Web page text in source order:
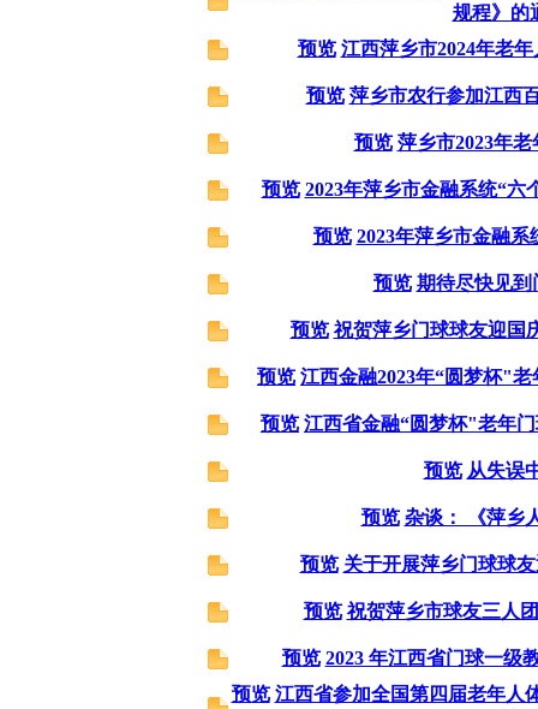
规程》的
预览 江西萍乡市2024年老
预览 萍乡市农行参加江西
预览 萍乡市2023年
预览 2023年萍乡市金融系统“六
预览 2023年萍乡市金融系
预览 期待尽快见到
预览 祝贺萍乡门球球友迎国
预览 江西金融2023年“圆梦杯"
预览 江西省金融“圆梦杯"老年
预览 从失误
预览 杂谈： 《萍乡
预览 关于开展萍乡门球球
预览 祝贺萍乡市球友三人
预览 2023 年江西省门球一级
预览 江西省参加全国第四届老年人